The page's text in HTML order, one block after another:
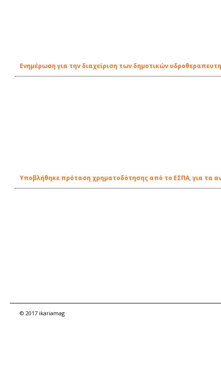
Ενημέρωση για την διαχείριση των δημοτικών
Υποβλήθηκε πρόταση χρηματοδότησης από το ΕΣΠΑ, για τα
© 2017 ikariamag